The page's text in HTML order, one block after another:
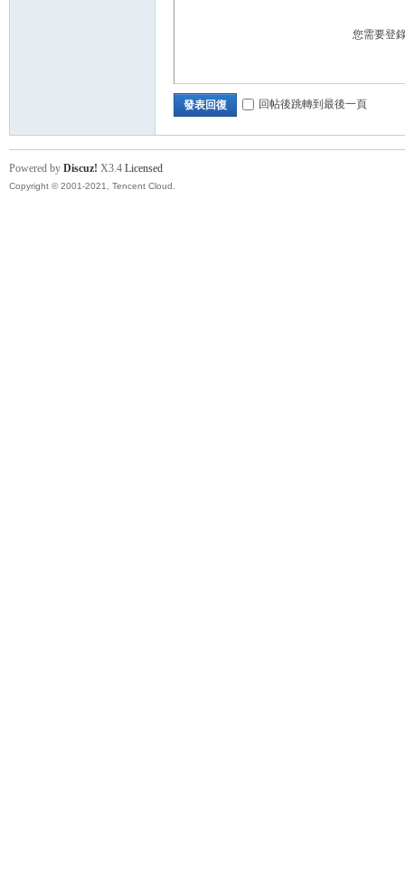
您需要登
發表回復 回帖後跳轉到最後一頁
Powered by Discuz! X3.4 Licensed
Copyright © 2001-2021, Tencent Cloud.